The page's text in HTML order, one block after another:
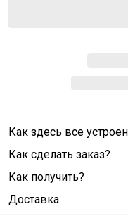
Как здесь все
Как сделать заказ?
Как получить?
Доставка